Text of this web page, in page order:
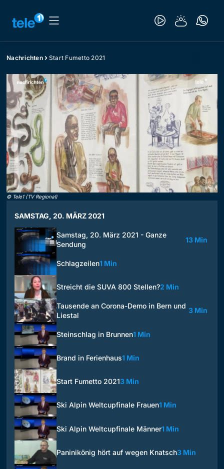
Nachrichten Start Fumetto 2021
© Tele1 (TV Regional)
SAMSTAG, 20. MÄRZ 2021
Samstag, 20. März 2021 - Ganze
Sendung
13 Min
Schlagzeilen1 Min
Streicht die SUVA 800 Stellen?2 Min
Tausende an Corona-Demo in Bern und
Liestal
3 Min
Steinschlag in Brunnen1 Min
Brand in Ferienhaus1 Min
Start Fumetto 20213 Min
Ski Alpin Weltcupfinale Frauen1 Min
Ski Alpin Weltcupfinale Männer1 Min
Paninikönig hört auf wegen Knatsch3 Min